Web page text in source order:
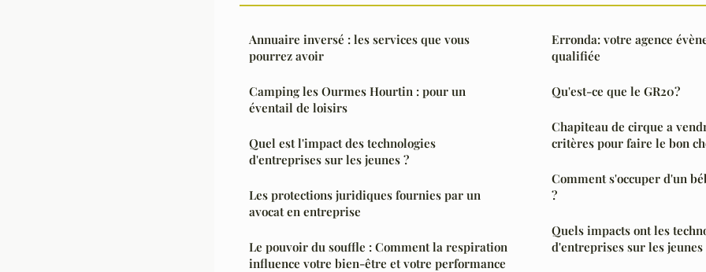
Annuaire inversé : les services que vous
pourrez avoir
Camping les Ourmes Hourtin : pour un
éventail de loisirs
Quel est l'impact des technologies
d'entreprises sur les jeunes ?
Les protections juridiques fournies par un
avocat en entreprise
Le pouvoir du souffle : Comment la respiration
influence votre bien-être et votre performance
Erronda: votre agence
qualifiée
Qu'est-ce que le GR20?
Chapiteau de cirque a
critères pour faire le bon
Comment s'occuper d'un
?
Quels impacts ont les
d'entreprises sur les jeunes